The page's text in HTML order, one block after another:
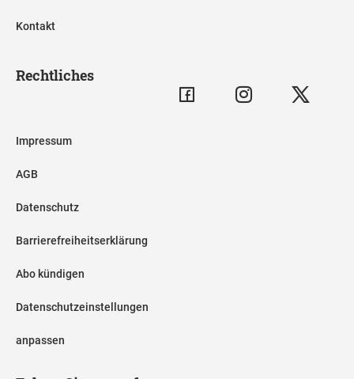
Kontakt
Rechtliches
Impressum
AGB
Datenschutz
Barrierefreiheitserklärung
Abo kündigen
Datenschutzeinstellungen
anpassen